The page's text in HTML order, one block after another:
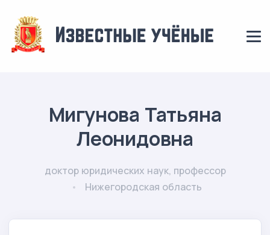
Мигунова Татьяна
Леонидовна
доктор юридических наук, профессор
Нижегородская область